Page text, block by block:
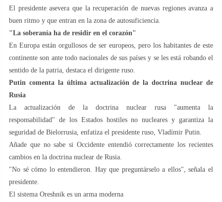
El presidente asevera que la recuperación de nuevas regiones avanza a
buen ritmo y que entran en la zona de autosuficiencia.
"La soberanía ha de residir en el corazón"
En Europa están orgullosos de ser europeos, pero los habitantes de este
continente son ante todo nacionales de sus países y se les está robando el
sentido de la patria, destaca el dirigente ruso.
Putin comenta la última actualización de la doctrina nuclear de
Rusia
La actualización de la doctrina nuclear rusa "aumenta la
responsabilidad" de los Estados hostiles no nucleares y garantiza la
seguridad de Bielorrusia, enfatiza el presidente ruso, Vladímir Putin.
Añade que no sabe si Occidente entendió correctamente los recientes
cambios en la doctrina nuclear de Rusia.
"No sé cómo lo entendieron. Hay que preguntárselo a ellos", señala el
presidente.
El sistema Oreshnik es un arma moderna